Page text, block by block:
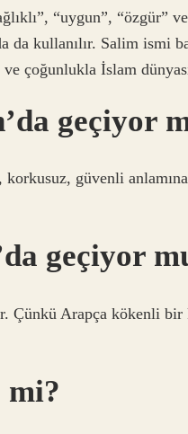
“uygun”, “özgür”
da kullanılır. Salim ismi
çoğunlukla İslam
geçiyor
güvenli
geçiyor
Çünkü Arapça kökenli bir
mi?